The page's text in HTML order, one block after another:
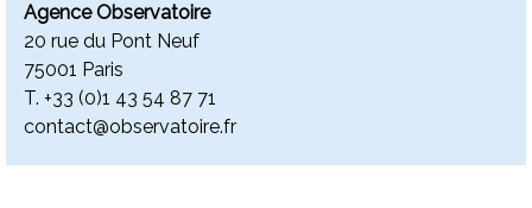
Agence Observatoire
20 rue du Pont Neuf
75001 Paris
T. +33 (0)1 43 54 87 71
contact@observatoire.fr